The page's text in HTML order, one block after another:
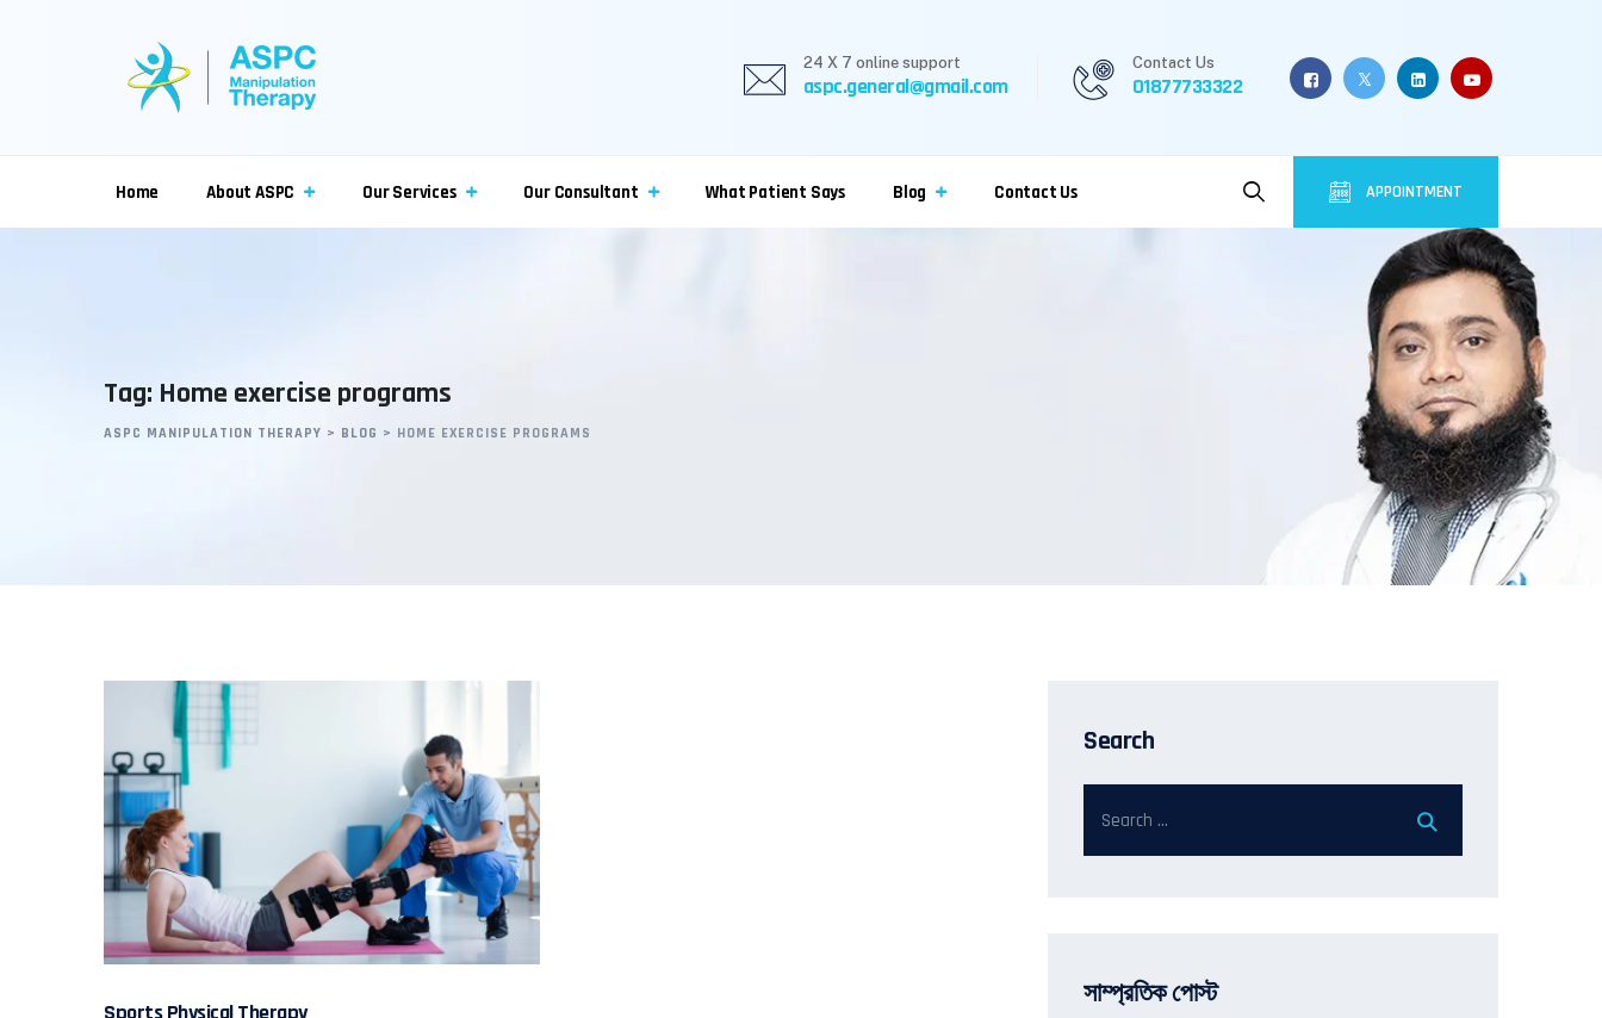
24 X 7 online support
aspc.general@gmail.com
Contact Us
01877733322
Home About ASPC Our Services Our Consultant What Patient Says Blog Contact Us APPOINTMENT
Tag: Home exercise programs
ASPC MANIPULATION THERAPY > BLOG > HOME EXERCISE PROGRAMS
Sports Physical Therapy
Search
সাম্প্রতিক পোস্ট